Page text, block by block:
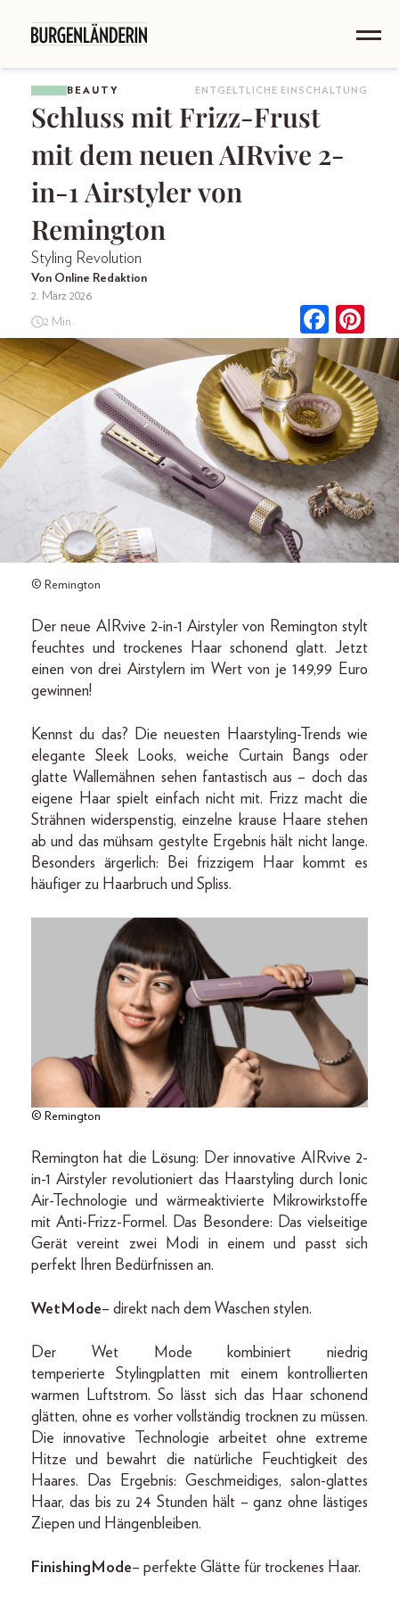
BEAUTY ENTGELTLICHE EINSCHALTUNG
Schluss mit Frizz-Frust
mit dem neuen AIRvive 2-
in-1 Airstyler von
Remington
Styling Revolution
Von Online Redaktion
2. März 2026
2 Min.
© Remington
Der neue AIRvive 2-in-1 Airstyler von Remington stylt
feuchtes und trockenes Haar schonend glatt. Jetzt
einen von drei Airstylern im Wert von je 149,99 Euro
gewinnen!
Kennst du das? Die neuesten Haarstyling-Trends wie
elegante Sleek Looks, weiche Curtain Bangs oder
glatte Wallemähnen sehen fantastisch aus – doch das
eigene Haar spielt einfach nicht mit. Frizz macht die
Strähnen widerspenstig, einzelne krause Haare stehen
ab und das mühsam gestylte Ergebnis hält nicht lange.
Besonders ärgerlich: Bei frizzigem Haar kommt es
häufiger zu Haarbruch und Spliss.
© Remington
Remington hat die Lösung: Der innovative AIRvive 2-
in-1 Airstyler revolutioniert das Haarstyling durch Ionic
Air-Technologie und wärmeaktivierte Mikrowirkstoffe
mit Anti-Frizz-Formel. Das Besondere: Das vielseitige
Gerät vereint zwei Modi in einem und passt sich
perfekt Ihren Bedürfnissen an.
Wet Mode– direkt nach dem Waschen stylen.
Der Wet Mode kombiniert niedrig
temperierte Stylingplatten mit einem kontrollierten
warmen Luftstrom. So lässt sich das Haar schonend
glätten, ohne es vorher vollständig trocknen zu müssen.
Die innovative Technologie arbeitet ohne extreme
Hitze und bewahrt die natürliche Feuchtigkeit des
Haares. Das Ergebnis: Geschmeidiges, salon-glattes
Haar, das bis zu 24 Stunden hält – ganz ohne lästiges
Ziepen und Hängenbleiben.
Finishing Mode– perfekte Glätte für trockenes Haar.